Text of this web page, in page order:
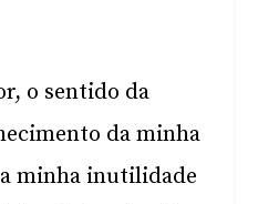
o sentido da
da minha
minha inutilidade